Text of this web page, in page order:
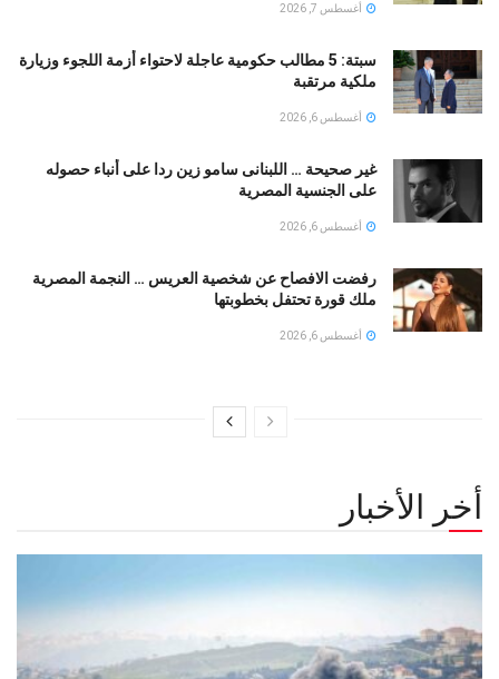
أغسطس 7, 2026
سبتة: 5 مطالب حكومية عاجلة لاحتواء أزمة اللجوء وزيارة
ملكية مرتقبة
أغسطس 6, 2026
غير صحيحة … اللبنانى سامو زين ردا على أنباء حصوله
على الجنسية المصرية
أغسطس 6, 2026
رفضت الافصاح عن شخصية العريس … النجمة المصرية
ملك قورة تحتفل بخطوبتها
أغسطس 6, 2026
أخر الأخبار